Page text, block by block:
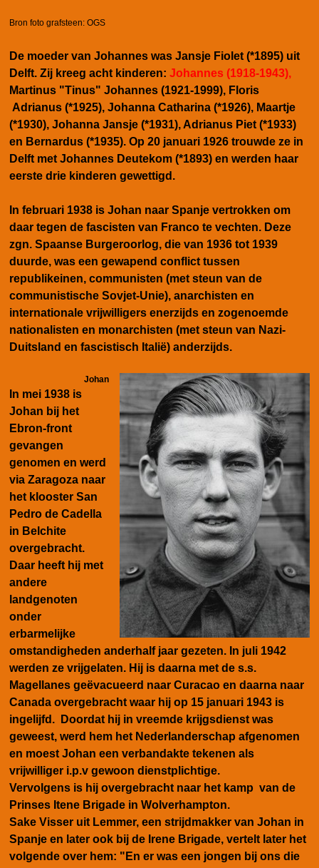
Bron foto grafsteen: OGS
De moeder van Johannes was Jansje Fiolet (*1895) uit
Delft. Zij kreeg acht kinderen: Johannes (1918-1943),
Martinus "Tinus" Johannes (1921-1999), Floris
Adrianus (*1925), Johanna Catharina (*1926), Maartje
(*1930), Johanna Jansje (*1931), Adrianus Piet (*1933)
en Bernardus (*1935). Op 20 januari 1926 trouwde ze in
Delft met Johannes Deutekom (*1893) en werden haar
eerste drie kinderen gewettigd.
In februari 1938 is Johan naar Spanje vertrokken om
daar tegen de fascisten van Franco te vechten. Deze
zgn. Spaanse Burgeroorlog, die van 1936 tot 1939
duurde, was een gewapend conflict tussen
republikeinen, communisten (met steun van de
communistische Sovjet-Unie), anarchisten en
internationale vrijwilligers enerzijds en zogenoemde
nationalisten en monarchisten (met steun van Nazi-
Duitsland en fascistisch Italië) anderzijds.
Johan
In mei 1938 is
Johan bij het
Ebron-front
gevangen
genomen en werd
via Zaragoza naar
het klooster San
Pedro de Cadella
in Belchite
overgebracht.
Daar heeft hij met
andere
landgenoten
onder
erbarmelijke
omstandigheden anderhalf jaar gezeten. In juli 1942
werden ze vrijgelaten. Hij is daarna met de s.s.
Magellanes geëvacueerd naar Curacao en daarna naar
Canada overgebracht waar hij op 15 januari 1943 is
ingelijfd. Doordat hij in vreemde krijgsdienst was
geweest, werd hem het Nederlanderschap afgenomen
en moest Johan een verbandakte tekenen als
vrijwilliger i.p.v gewoon dienstplichtige.
Vervolgens is hij overgebracht naar het kamp van de
Prinses Itene Brigade in Wolverhampton.
Sake Visser uit Lemmer, een strijdmakker van Johan in
Spanje en later ook bij de Irene Brigade, vertelt later het
volgende over hem: "En er was een jongen bij ons die